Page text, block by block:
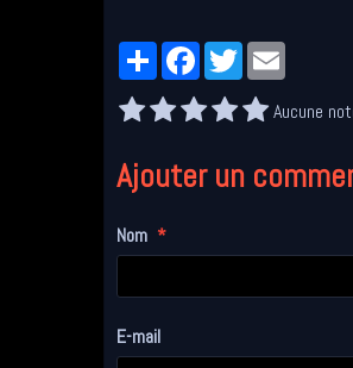
PartagerFacebookTwitter
Aucune
Ajouter un
Nom
E-mail